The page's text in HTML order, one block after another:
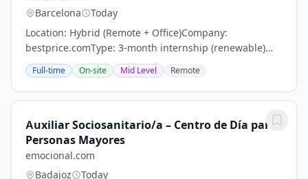
Barcelona
Today
Location: Hybrid (Remote + Office)Company:
bestprice.comType: 3-month internship (renewable)
with potential full-time opportunityAbout
bestprice.combestprice.com is a young and fast-
growing startup...
Full-time On-site Mid Level Remote
Auxiliar Sociosanitario/a – Centro de Día para
Personas Mayores
emocional.com
Badajoz
Today